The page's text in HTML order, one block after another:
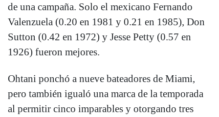
de una campaña. Solo el mexicano Fernando
Valenzuela (0.20 en 1981 y 0.21 en 1985), Don
Sutton (0.42 en 1972) y Jesse Petty (0.57 en
1926) fueron mejores.
Ohtani ponchó a nueve bateadores de Miami,
pero también igualó una marca de la temporada
al permitir cinco imparables y otorgando tres